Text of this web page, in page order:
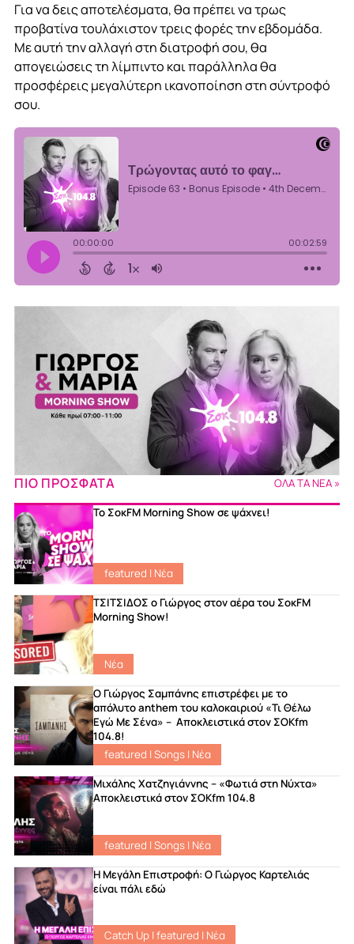
Για να δεις αποτελέσματα, θα πρέπει να τρως
προβατίνα τουλάχιστον τρεις φορές την εβδομάδα.
Με αυτή την αλλαγή στη διατροφή σου, θα
απογειώσεις τη λίμπιντο και παράλληλα θα
προσφέρεις μεγαλύτερη ικανοποίηση στη σύντροφό
σου.
ΠΙΟ ΠΡΟΣΦΑΤΑ ΟΛΑ ΤΑ ΝΕΑ »
Το ΣοκFM Morning Show σε ψάχνει!
featured | Νέα
ΤΣΙΤΣΙΔΟΣ ο Γιώργος στον αέρα του ΣοκFM
Morning Show!
Νέα
Ο Γιώργος Σαμπάνης επιστρέφει με το
απόλυτο anthem του καλοκαιριού «Τι Θέλω
Εγώ Με Σένα» – Αποκλειστικά στον ΣΟΚfm
104.8!
featured |Songs| Νέα
Μιχάλης Χατζηγιάννης – «Φωτιά στη Νύχτα»
Αποκλειστικά στον ΣΟΚfm 104.8
featured |Songs| Νέα
Η Μεγάλη Επιστροφή: Ο Γιώργος Καρτελιάς
είναι πάλι εδώ
Catch Up|featured | Νέα